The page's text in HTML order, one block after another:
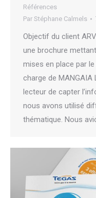
Références
Par Stéphane Calmels
Objectif du client
une brochure
mises en place par le
charge de MANGAIA
lecteur de capter
nous avons utilisé
thématique. Nous